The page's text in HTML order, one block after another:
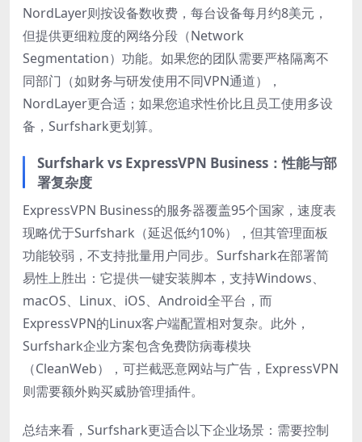
NordLayer则按设备数收费，每台设备每月约8美元，
但提供更细粒度的网络分段（Network
Segmentation）功能。如果您的团队需要严格隔离不
同部门（如财务与研发使用不同VPN通道），
NordLayer更合适；如果您追求性价比且员工使用多设
备，Surfshark更划算。
Surfshark vs ExpressVPN Business：性能与部
署复杂度
ExpressVPN Business的服务器覆盖95个国家，速度表
现略优于Surfshark（延迟低约10%），但其管理面板
功能较弱，不支持批量用户同步。Surfshark在部署简
易性上胜出：它提供一键安装脚本，支持Windows、
macOS、Linux、iOS、Android全平台，而
ExpressVPN的Linux客户端配置相对复杂。此外，
Surfshark企业方案包含免费防病毒模块
（CleanWeb），可拦截恶意网站与广告，ExpressVPN
则需要额外购买威胁管理插件。
总结来看，Surfshark更适合以下企业场景：需要控制